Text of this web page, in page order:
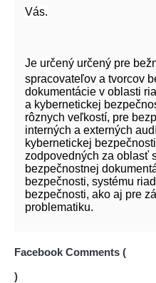
Vás.
Je určený určený pre
spracovateľov a tvorcov
dokumentácie v oblasti
a kybernetickej
rôznych veľkostí, pre
interných a externých
kybernetickej
zodpovedných za oblasť
bezpečnostnej
bezpečnosti, systému
bezpečnosti, ako aj pre
problematiku.
Facebook Comments (
)